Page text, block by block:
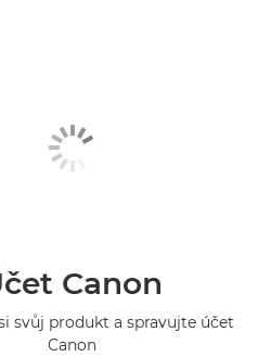
Canon
svůj produkt a spravujte účet
Canon